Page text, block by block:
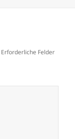
Erforderliche Felder